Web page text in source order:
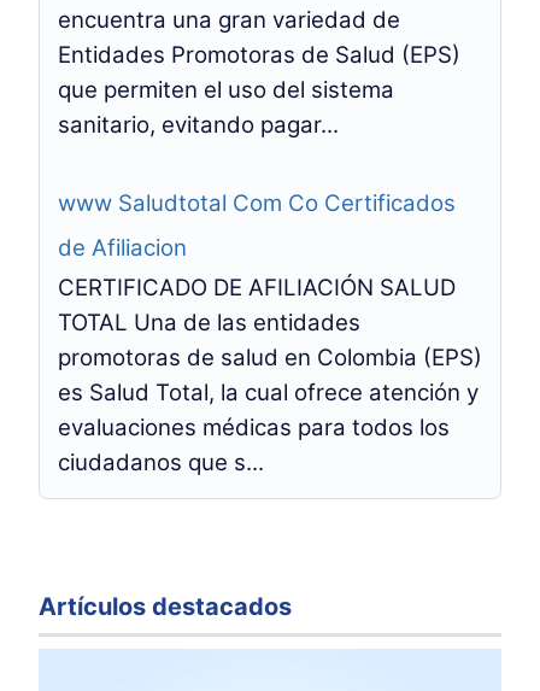
encuentra una gran variedad de
Entidades Promotoras de Salud (EPS)
que permiten el uso del sistema
sanitario, evitando pagar...
www Saludtotal Com Co Certificados
de Afiliacion
CERTIFICADO DE AFILIACIÓN SALUD
TOTAL Una de las entidades
promotoras de salud en Colombia (EPS)
es Salud Total, la cual ofrece atención y
evaluaciones médicas para todos los
ciudadanos que s...
Artículos destacados